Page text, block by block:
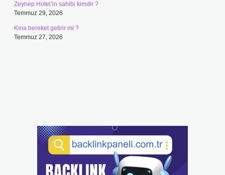
Zeynep Hotel’in sahibi kimdir ?
Temmuz 29, 2026
Kına bereket getirir mi ?
Temmuz 27, 2026